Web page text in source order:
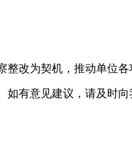
改为契机，推动单位各
有意见建议，请及时向